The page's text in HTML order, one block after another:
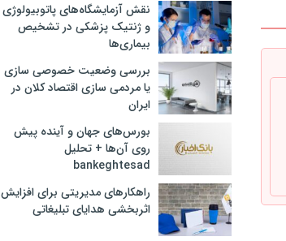
نقش آزمایشگاه‌های پاتوبیولوژی
و ژنتیک پزشکی در تشخیص
بیماری‌ها
بررسی وضعیت خصوصی سازی
یا مردمی سازی اقتصاد کلان در
ایران
بورس‌های جهان و آینده پیش
روی آن‌ها + تحلیل
bankeghtesad
راهکارهای مدیریتی برای افزایش
اثربخشی هدایای تبلیغاتی